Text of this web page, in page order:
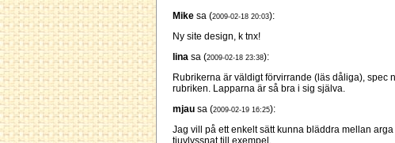
Mike sa (2009-02-18 20:03):
Ny site design, k tnx!
lina sa (2009-02-18 23:38):
Rubrikerna är väldigt förvirrande (läs dåliga), spec
rubriken. Lapparna är så bra i sig själva.
mjau sa (2009-02-19 16:25):
Jag vill på ett enkelt sätt kunna bläddra mellan